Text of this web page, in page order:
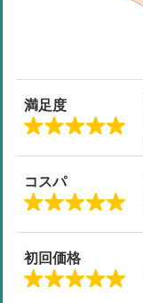
満足度
コスパ
初回価格